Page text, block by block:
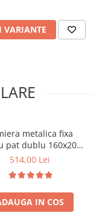
cires
VARIANTE
metalica fixa
pat dublu 160x200,
32 lamele lemn
ferm, negru
514,00 Lei
IN COS